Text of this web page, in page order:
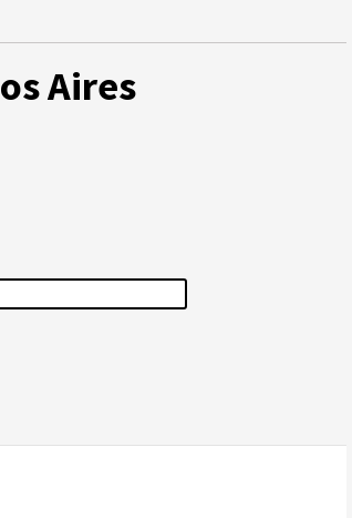
Aires